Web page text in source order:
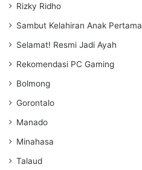
Rizky Ridho
Sambut Kelahiran Anak Pertama
Selamat! Resmi Jadi Ayah
Rekomendasi PC Gaming
Bolmong
Gorontalo
Manado
Minahasa
Talaud